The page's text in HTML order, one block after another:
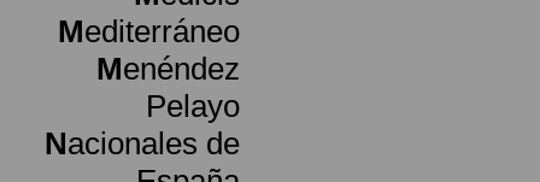
Mediterráneo
Menéndez
Pelayo
Nacionales de